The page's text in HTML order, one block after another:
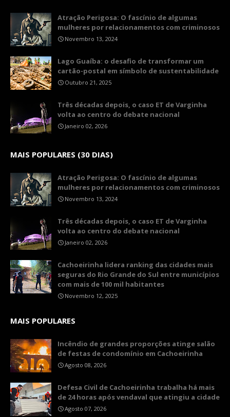
Atração Perigosa: O fascínio de algumas
mulheres por relacionamentos com criminosos
Novembro 13, 2024
Lago Guaíba: o desafio de transformar um
cartão-postal em símbolo de sustentabilidade
Outubro 21, 2025
Três décadas depois, o caso ET de Varginha
volta ao centro do debate nacional
Janeiro 02, 2026
MAIS POPULARES (30 DIAS)
Atração Perigosa: O fascínio de algumas
mulheres por relacionamentos com criminosos
Novembro 13, 2024
Três décadas depois, o caso ET de Varginha
volta ao centro do debate nacional
Janeiro 02, 2026
Cachoeirinha lidera ranking das cidades mais
seguras do Rio Grande do Sul entre municípios
com mais de 100 mil habitantes
Novembro 12, 2025
MAIS POPULARES
Incêndio de grandes proporções atinge salão
de festas de condomínio em Cachoeirinha
Agosto 08, 2026
Defesa Civil de Cachoeirinha trabalha há mais
de 24 horas após vendaval que atingiu a cidade
Agosto 07, 2026